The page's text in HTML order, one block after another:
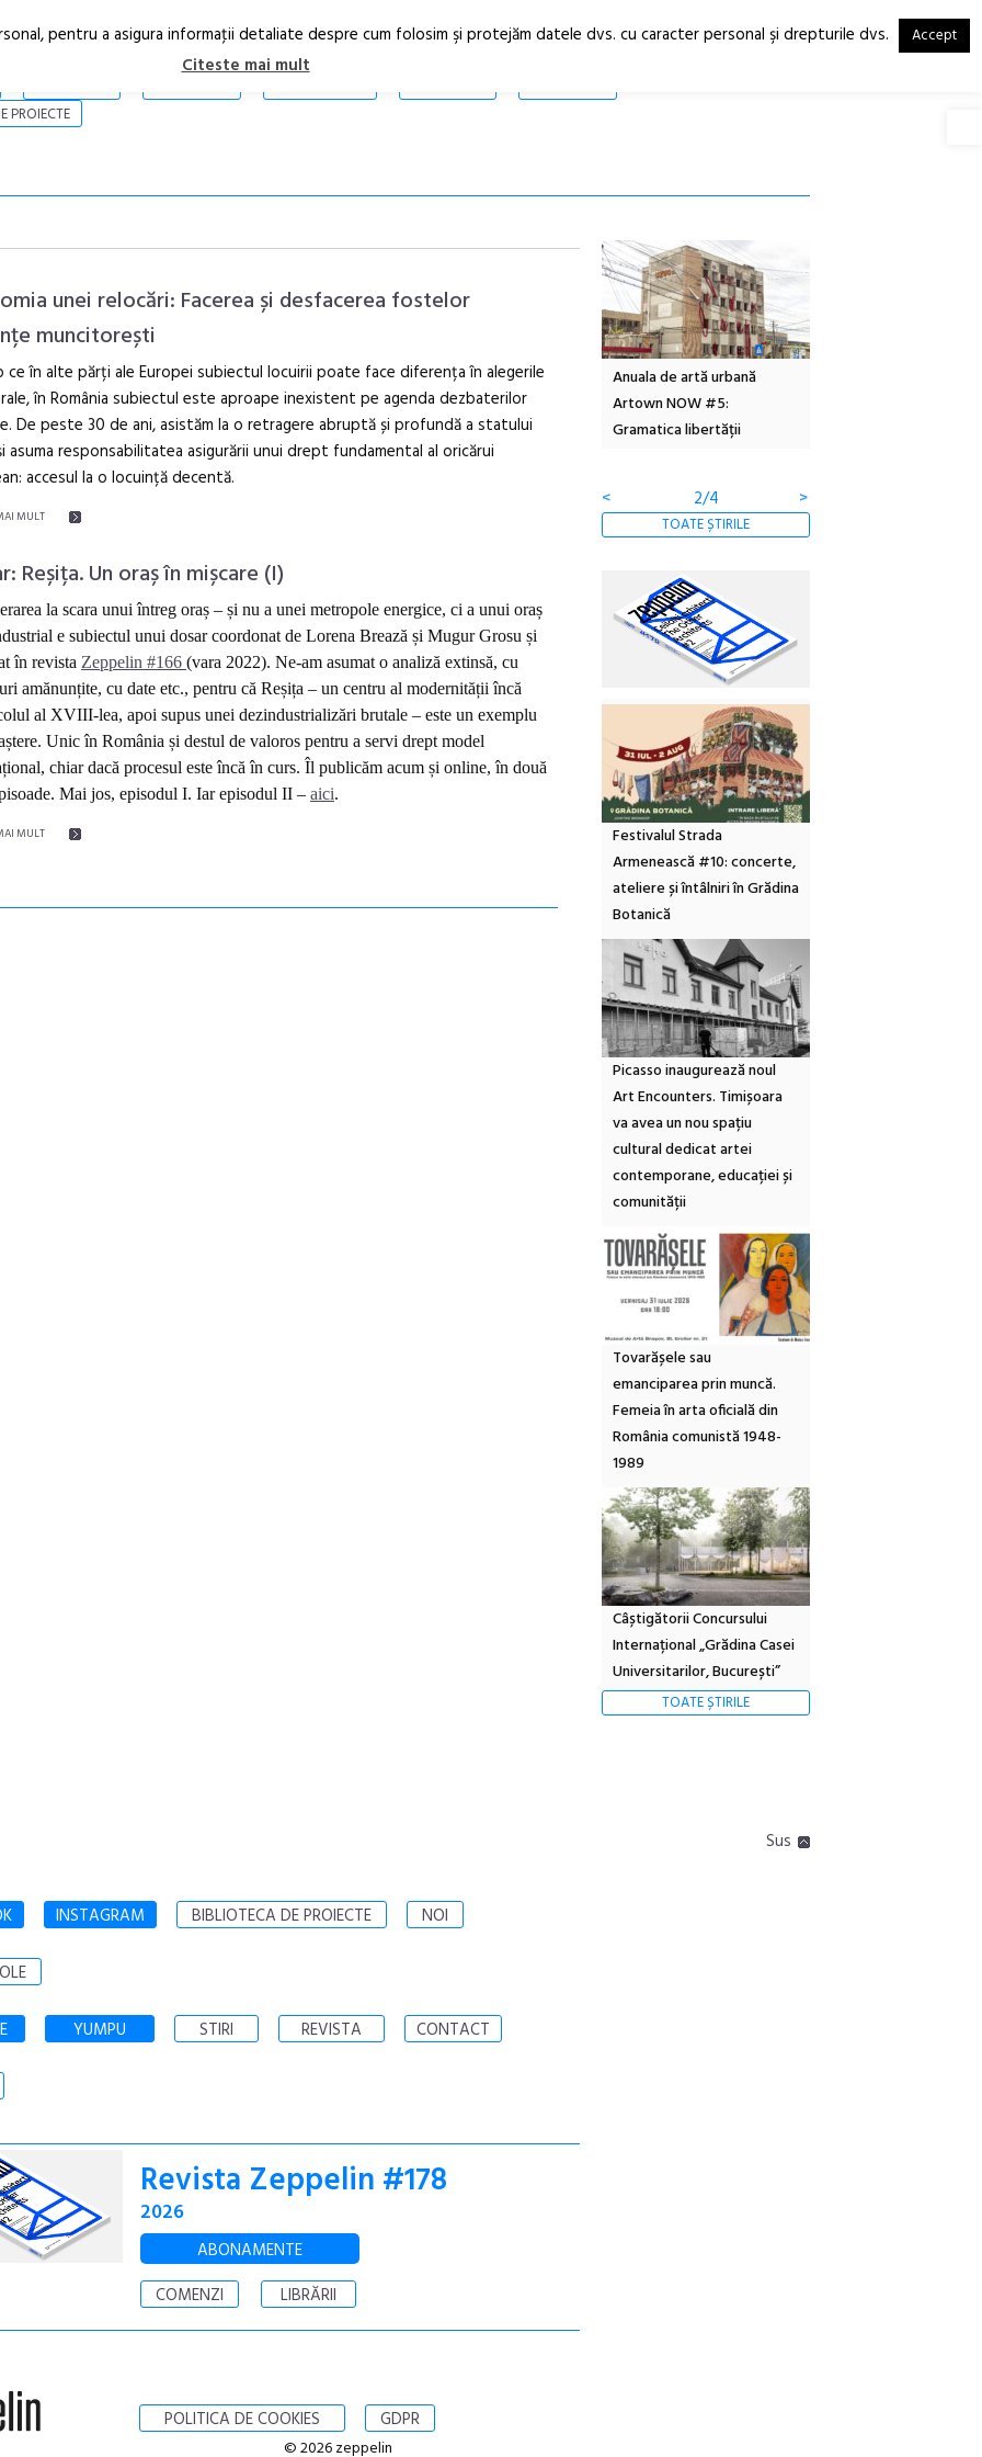
RO
EN
PROIECTE
unei relocări: Facerea și desfacerea fostelor
muncitorești
ce în alte părți ale Europei subiectul locuirii poate face diferența în alegerile
în România subiectul este aproape inexistent pe agenda dezbaterilor
De peste 30 de ani, asistăm la o retragere abruptă și profundă a statului
asuma responsabilitatea asigurării unui drept fundamental al oricărui
accesul la o locuință decentă.
MULT
Reșița. Un oraș în mișcare (I)
la scara unui întreg oraș – și nu a unei metropole energice, ci a unui oraș
e subiectul unui dosarcoordonat de Lorena Brează și Mugur Grosu și
în revista Zeppelin #166 (vara 2022). Ne-am asumat o analiză extinsă, cu
amănunțite, cu date etc., pentru că Reșița – un centru al modernității încă
al XVIII-lea, apoi supus unei dezindustrializări brutale – este un exemplu
Unic în România și destul de valoros pentru a servi drept model
chiar dacă procesul este încă în curs. Îl publicăm acum și online, în două
. Mai jos, episodul I. Iar episodul II – aici.
MULT
Open Call – Local Design
Awards 2026
Anuala de artă urbană
Artown NOW #5:
Gramatica libertății
< 2/4 >
TOATE ȘTIRILE
Festivalul Strada
Armenească #10: concerte,
ateliere și întâlniri în Grădina
Botanică
Picasso inaugurează noul
Art Encounters. Timișoara
va avea un nou spațiu
cultural dedicat artei
contemporane, educației și
comunității
Tovarășele sau
emanciparea prin muncă.
Femeia în arta oficială din
România comunistă 1948-
1989
Câștigătorii Concursului
Internațional „Grădina Casei
Universitarilor, București”
TOATE ȘTIRILE
Sus
INSTAGRAM BIBLIOTECA DE PROIECTE NOI
YUMPU STIRI REVISTA CONTACT
Revista Zeppelin #178
2026
ABONAMENTE
COMENZI
LIBRĂRII
POLITICA DE COOKIES GDPR
© 2026 zeppelin
pentru a asigura informaţii detaliate despre cum folosim şi protejăm datele dvs. cu caracter personal şi drepturile dvs. Accept
Citeste mai mult